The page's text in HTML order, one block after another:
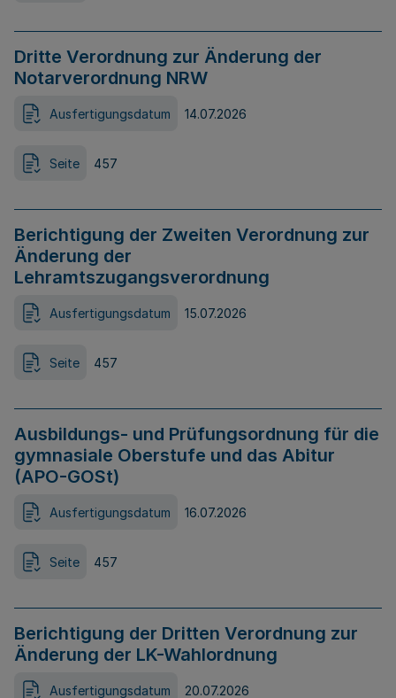
Dritte Verordnung zur Änderung der
Notarverordnung NRW
Ausfertigungsdatum 14.07.2026
Seite 457
Berichtigung der Zweiten Verordnung zur
Änderung der
Lehramtszugangsverordnung
Ausfertigungsdatum 15.07.2026
Seite 457
Ausbildungs- und Prüfungsordnung für die
gymnasiale Oberstufe und das Abitur
(APO-GOSt)
Ausfertigungsdatum 16.07.2026
Seite 457
Berichtigung der Dritten Verordnung zur
Änderung der LK-Wahlordnung
Ausfertigungsdatum 20.07.2026